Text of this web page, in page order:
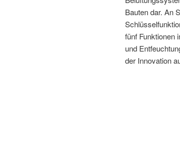
Bauten dar. An
fünf Funktionen
und
der Innovation